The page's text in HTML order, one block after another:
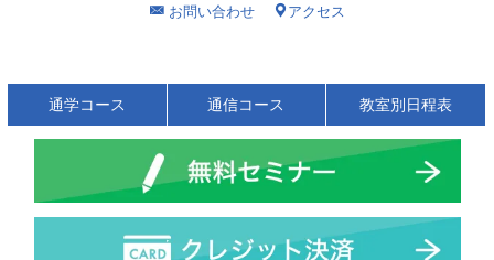
お問い合わせ アクセス
通学コース 通信コース 教室別日程表